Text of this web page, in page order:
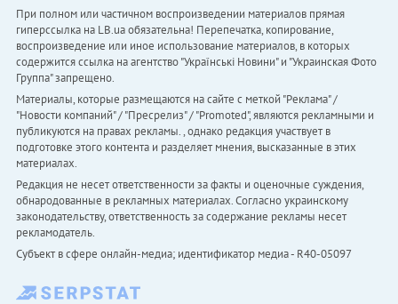
При полном или частичном воспроизведении материалов прямая
гиперссылка на LB.ua обязательна! Перепечатка, копирование,
воспроизведение или иное использование материалов, в которых
содержится ссылка на агентство "Українськi Новини" и "Украинская Фото
Группа" запрещено.
Материалы, которые размещаются на сайте с меткой "Реклама" /
"Новости компаний" / "Пресрелиз" / "Promoted", являются рекламными и
публикуются на правах рекламы. , однако редакция участвует в
подготовке этого контента и разделяет мнения, высказанные в этих
материалах.
Редакция не несет ответственности за факты и оценочные суждения,
обнародованные в рекламных материалах. Согласно украинскому
законодательству, ответственность за содержание рекламы несет
рекламодатель.
Субъект в сфере онлайн-медиа; идентификатор медиа - R40-05097